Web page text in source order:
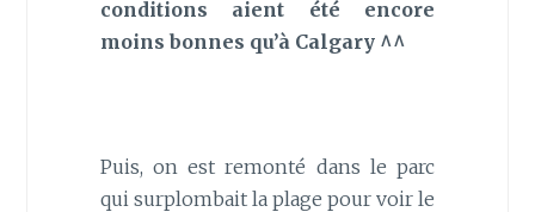
conditions aient été encore
moins bonnes qu’à Calgary ^^
Puis, on est remonté dans le parc
qui surplombait la plage pour voir le